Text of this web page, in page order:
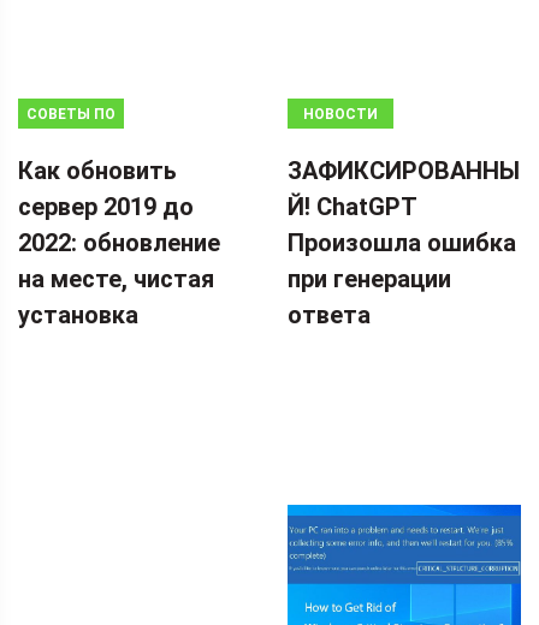
СОВЕТЫ ПО
КОПИРОВАНИЮ
Как обновить
сервер 2019 до
2022: обновление
на месте, чистая
установка
НОВОСТИ
ЗАФИКСИРОВАННЫ
Й! ChatGPT
Произошла ошибка
при генерации
ответа